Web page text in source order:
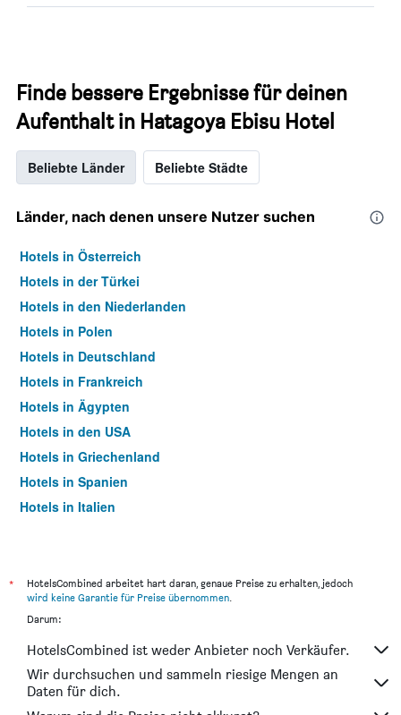
Finde bessere Ergebnisse für deinen
Aufenthalt in Hatagoya Ebisu Hotel
Beliebte Länder Beliebte Städte
Länder, nach denen unsere Nutzer suchen
Hotels in Österreich
Hotels in der Türkei
Hotels in den Niederlanden
Hotels in Polen
Hotels in Deutschland
Hotels in Frankreich
Hotels in Ägypten
Hotels in den USA
Hotels in Griechenland
Hotels in Spanien
Hotels in Italien
*
HotelsCombined arbeitet hart daran, genaue Preise zu erhalten, jedoch
wird keine Garantie für Preise übernommen.
Darum:
HotelsCombined ist weder Anbieter noch Verkäufer.
Wir durchsuchen und sammeln riesige Mengen an
Daten für dich.